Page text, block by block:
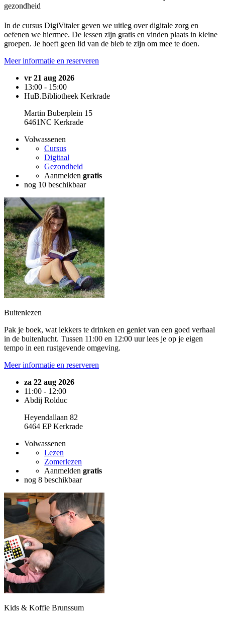
gezondheid
In de cursus DigiVitaler geven we uitleg over digitale zorg en
oefenen we hiermee. De lessen zijn gratis en vinden plaats in kleine
groepen. Je hoeft geen lid van de bieb te zijn om mee te doen.
Meer informatie en reserveren
vr 21 aug 2026
13:00 - 15:00
HuB.Bibliotheek Kerkrade
Martin Buberplein 15
6461NC Kerkrade
Volwassenen
Cursus
Digitaal
Gezondheid
Aanmelden gratis
nog 10 beschikbaar
Buitenlezen
Pak je boek, wat lekkers te drinken en geniet van een goed verhaal
in de buitenlucht. Tussen 11:00 en 12:00 uur lees je op je eigen
tempo in een rustgevende omgeving.
Meer informatie en reserveren
za 22 aug 2026
11:00 - 12:00
Abdij Rolduc
Heyendallaan 82
6464 EP Kerkrade
Volwassenen
Lezen
Zomerlezen
Aanmelden gratis
nog 8 beschikbaar
Kids & Koffie Brunssum